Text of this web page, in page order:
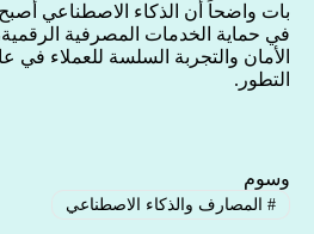
بات واضحاً أن الذكاء الاصطناعي أصبح
في حماية الخدمات المصرفية الرقمية،
الأمان والتجربة السلسة للعملاء
التطور.
وسوم
#المصارف والذكاء الاصطناعي